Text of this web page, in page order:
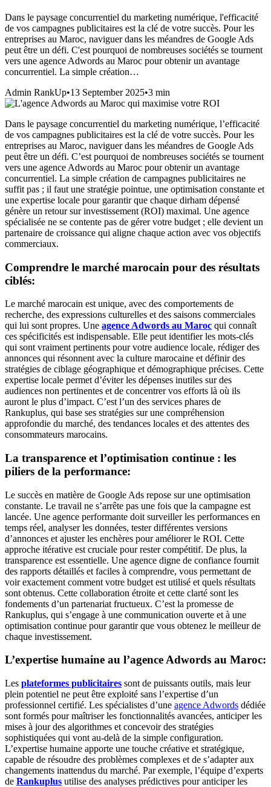
Dans le paysage concurrentiel du marketing numérique, l'efficacité
de vos campagnes publicitaires est la clé de votre succès. Pour les
entreprises au Maroc, naviguer dans les méandres de Google Ads
peut être un défi. C'est pourquoi de nombreuses sociétés se tournent
vers une agence Adwords au Maroc pour obtenir un avantage
concurrentiel. La simple création…
Admin RankUp•13 September 2025•3 min
Dans le paysage concurrentiel du marketing numérique, l’efficacité
de vos campagnes publicitaires est la clé de votre succès. Pour les
entreprises au Maroc, naviguer dans les méandres de Google Ads
peut être un défi. C’est pourquoi de nombreuses sociétés se tournent
vers une agence Adwords au Maroc pour obtenir un avantage
concurrentiel. La simple création de campagnes publicitaires ne
suffit pas ; il faut une stratégie pointue, une optimisation constante et
une expertise locale pour garantir que chaque dirham dépensé
génère un retour sur investissement (ROI) maximal. Une agence
spécialisée ne se contente pas de gérer votre budget ; elle devient un
partenaire de croissance qui aligne chaque action avec vos objectifs
commerciaux.
Comprendre le marché marocain pour des résultats
ciblés:
Le marché marocain est unique, avec des comportements de
recherche, des expressions culturelles et des saisons commerciales
qui lui sont propres. Une agence Adwords au Maroc qui connaît
ces spécificités est indispensable. Elle peut identifier les mots-clés
qui sont vraiment pertinents pour votre audience locale, rédiger des
annonces qui résonnent avec la culture marocaine et définir des
stratégies de ciblage géographique et démographique précises. Cette
expertise locale permet d’éviter les dépenses inutiles sur des
audiences non pertinentes et de concentrer vos efforts là où ils
auront le plus d’impact. C’est l’un des services phares de
Rankuplus, qui base ses stratégies sur une compréhension
approfondie du marché, des tendances locales et des attentes des
consommateurs marocains.
La transparence et l’optimisation continue : les
piliers de la performance:
Le succès en matière de Google Ads repose sur une optimisation
constante. Le travail ne s’arrête pas une fois que la campagne est
lancée. Une agence performante doit surveiller les performances en
temps réel, analyser les données, tester différentes versions
d’annonces et ajuster les enchères pour améliorer le ROI. Cette
approche itérative est cruciale pour rester compétitif. De plus, la
transparence est essentielle. Une agence digne de confiance fournit
des rapports détaillés et faciles à comprendre, vous permettant de
voir exactement comment votre budget est utilisé et quels résultats
sont obtenus. Cette collaboration étroite et cette clarté sont les
fondements d’un partenariat fructueux. C’est la promesse de
Rankuplus, qui s’engage à une communication ouverte et à une
optimisation continue pour garantir que vous obtenez le meilleur de
chaque investissement.
L’expertise humaine au l’agence Adwords au Maroc:
Les plateformes publicitaires sont de puissants outils, mais leur
plein potentiel ne peut être exploité sans l’expertise d’un
professionnel certifié. Les spécialistes d’une agence Adwords dédiée
sont formés pour maîtriser les fonctionnalités avancées, anticiper les
mises à jour des algorithmes et concevoir des stratégies
sophistiquées qui vont au-delà de la simple configuration.
L’expertise humaine apporte une touche créative et stratégique,
capable de résoudre des problèmes complexes et de s’adapter aux
changements inattendus du marché. Par exemple, l’équipe d’experts
de Rankuplus utilise des analyses prédictives pour anticiper les